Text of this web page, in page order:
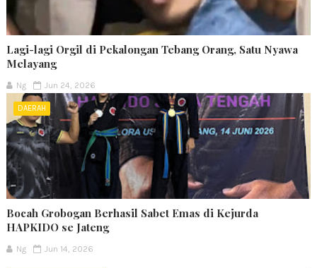
Lagi-lagi Orgil di Pekalongan Tebang Orang, Satu Nyawa
Melayang
Ng Jun 24, 2026
DAERAH
Bocah Grobogan Berhasil Sabet Emas di Kejurda
HAPKIDO se Jateng
Ng Jun 14, 2026